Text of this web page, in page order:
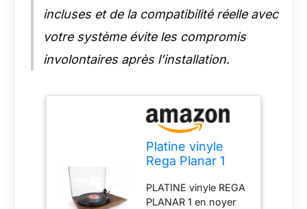
incluses et de la compatibilité réelle avec
votre système évite les compromis
involontaires après l’installation.
Platine vinyle
Rega Planar 1
PLATINE vinyle REGA
PLANAR 1 en noyer